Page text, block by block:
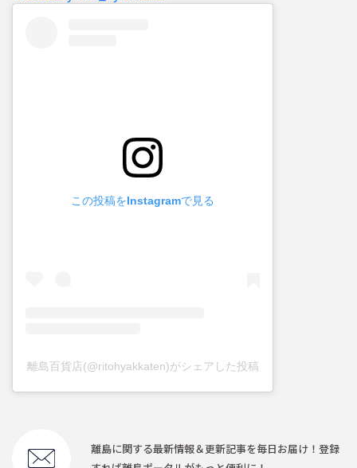
この投稿をInstagramで見る
離島百貨店(@ritohyakkaten)がシェアした投稿
離島に関する最新情報＆更新記事を毎日お届け！登録